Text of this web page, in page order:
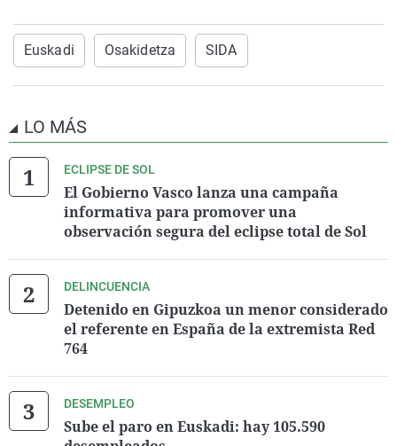
Euskadi Osakidetza SIDA
LO MÁS
ECLIPSE DE SOL
El Gobierno Vasco lanza una campaña
informativa para promover una
observación segura del eclipse total de Sol
DELINCUENCIA
Detenido en Gipuzkoa un menor considerado
el referente en España de la extremista Red
764
DESEMPLEO
Sube el paro en Euskadi: hay 105.590